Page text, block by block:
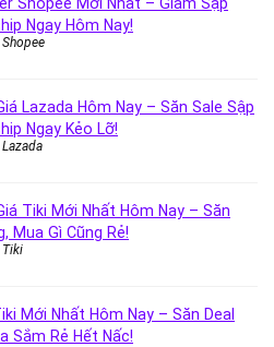
Ngay Hôm Nay!
Lazada Hôm Nay – Săn Sale Sập
Ngay Kẻo Lỡ!
Tiki Mới Nhất Hôm Nay – Săn
Mua Gì Cũng Rẻ!
Tiki
Mới Nhất Hôm Nay – Săn Deal
Sắm Rẻ Hết Nấc!